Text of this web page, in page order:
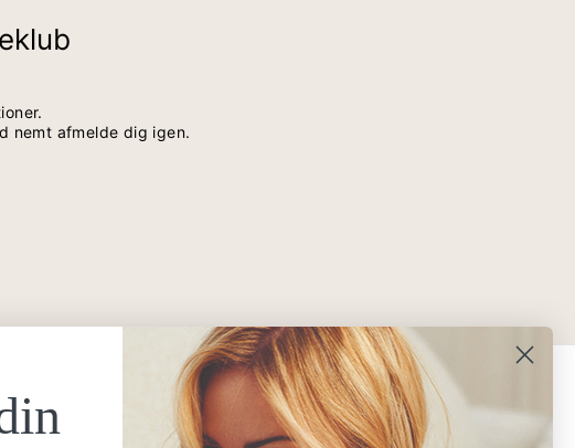
nemt afmelde dig igen.
SIGN UP AND SAVE